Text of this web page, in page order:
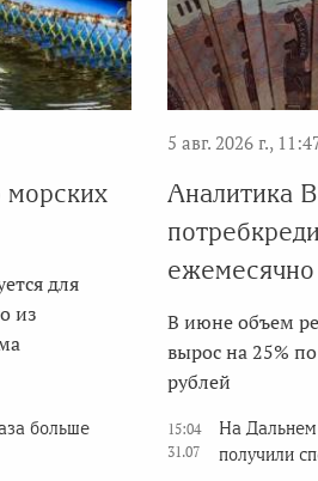
морских
для
из
5 авг. 2026 г.,
Аналитика
ежемесячно
В июне объем
вырос на 25%
рублей
больше
15:04
31.07
На Дальнем
получили